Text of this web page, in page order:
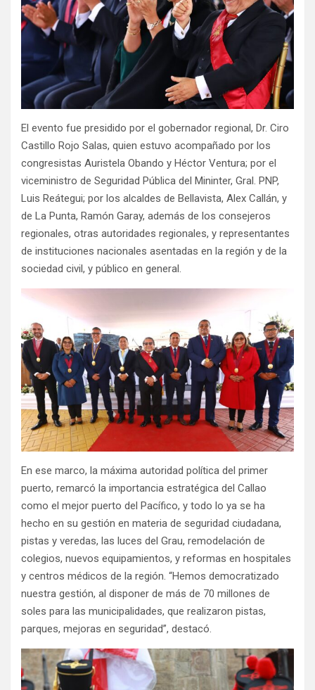
El evento fue presidido por el gobernador regional, Dr. Ciro
Castillo Rojo Salas, quien estuvo acompañado por los
congresistas Auristela Obando y Héctor Ventura; por el
viceministro de Seguridad Pública del Mininter, Gral. PNP,
Luis Reátegui; por los alcaldes de Bellavista, Alex Callán, y
de La Punta, Ramón Garay, además de los consejeros
regionales, otras autoridades regionales, y representantes
de instituciones nacionales asentadas en la región y de la
sociedad civil, y público en general.
En ese marco, la máxima autoridad política del primer
puerto, remarcó la importancia estratégica del Callao
como el mejor puerto del Pacífico, y todo lo ya se ha
hecho en su gestión en materia de seguridad ciudadana,
pistas y veredas, las luces del Grau, remodelación de
colegios, nuevos equipamientos, y reformas en hospitales
y centros médicos de la región. “Hemos democratizado
nuestra gestión, al disponer de más de 70 millones de
soles para las municipalidades, que realizaron pistas,
parques, mejoras en seguridad”, destacó.